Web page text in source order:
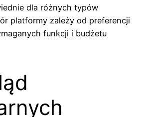
dla różnych typów
platformy zależy od preferencji
funkcji i budżetu